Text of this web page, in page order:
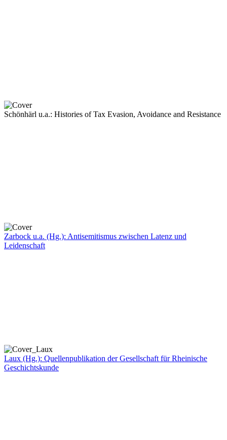
Schönhärl u.a.: Histories of Tax Evasion, Avoidance and Resistance
Zarbock u.a. (Hg.): Antisemitismus zwischen Latenz und
Leidenschaft
Laux (Hg.): Quellenpublikation der Gesellschaft für Rheinische
Geschichtskunde